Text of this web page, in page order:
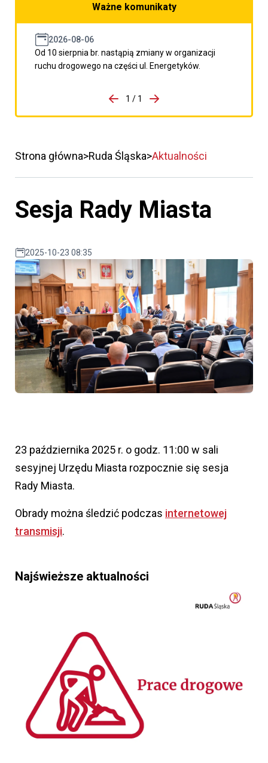
Ważne komunikaty
2026-08-06
Od 10 sierpnia br. nastąpią zmiany w organizacji
ruchu drogowego na części ul. Energetyków.
porzpedniego komunikatu
1 / 1
Przejdź do następnego
Strona główna Ruda Śląska Aktualności
Sesja Rady Miasta
2025-10-23 08:35
23 października 2025 r. o godz. 11:00 w sali
sesyjnej Urzędu Miasta rozpocznie się sesja
Rady Miasta.
Obrady można śledzić podczas internetowej
transmisji.
Najświeższe aktualności